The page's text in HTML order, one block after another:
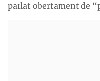
parlat obertament de